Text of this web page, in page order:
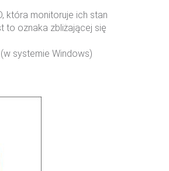
która monitoruje ich stan
to oznaka zbliżającej się
systemie Windows)